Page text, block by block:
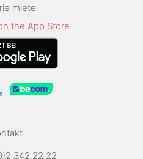
miete
342 22 22